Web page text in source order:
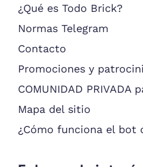
¿Qué es Todo Brick?
Normas Telegram
Contacto
Promociones y
COMUNIDAD PRIVADA
Mapa del sitio
¿Cómo funciona el bot